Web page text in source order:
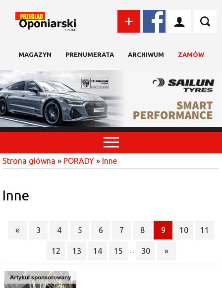
MAGAZYN PRENUMERATA ARCHIWUM ZAMÓW
Strona główna » PORADY » Inne
Inne
« 3 4 5 6 7 8 9 10 11
12 13 14 15 30 »